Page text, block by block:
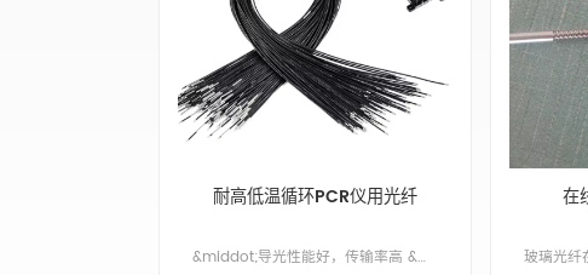
耐高低温循环PCR仪用光纤
&middot;导光性能好，传输率高 &middot;坚实耐用，稳定性高 &middot;原装进口高品质光纤 &middot;提供OEM & ODM 服务
在